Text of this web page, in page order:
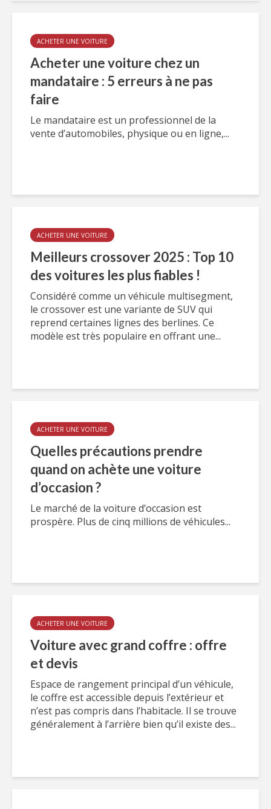
ACHETER UNE VOITURE
Acheter une voiture chez un
mandataire : 5 erreurs à ne pas
faire
Le mandataire est un professionnel de la
vente d’automobiles, physique ou en ligne,...
ACHETER UNE VOITURE
Meilleurs crossover 2025 : Top 10
des voitures les plus fiables !
Considéré comme un véhicule multisegment,
le crossover est une variante de SUV qui
reprend certaines lignes des berlines. Ce
modèle est très populaire en offrant une...
ACHETER UNE VOITURE
Quelles précautions prendre
quand on achète une voiture
d’occasion ?
Le marché de la voiture d’occasion est
prospère. Plus de cinq millions de véhicules...
ACHETER UNE VOITURE
Voiture avec grand coffre : offre
et devis
Espace de rangement principal d’un véhicule,
le coffre est accessible depuis l’extérieur et
n’est pas compris dans l’habitacle. Il se trouve
généralement à l’arrière bien qu’il existe des...